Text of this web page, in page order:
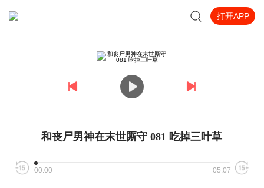
打开APP
和丧尸男神在末世厮守 081 吃掉三叶草
00:00 05:07